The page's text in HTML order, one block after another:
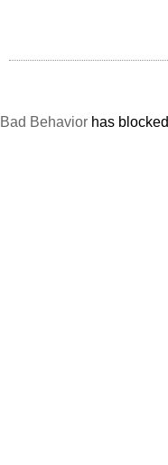
Bad Behavior has blocked